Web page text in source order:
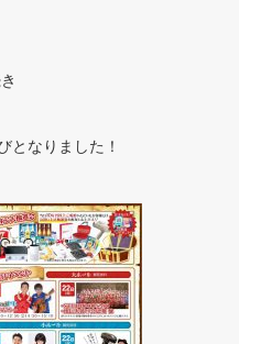
となりました！